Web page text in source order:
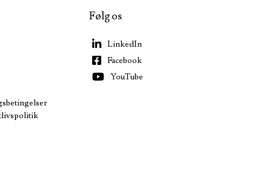
Følg os
LinkedIn
Facebook
YouTube